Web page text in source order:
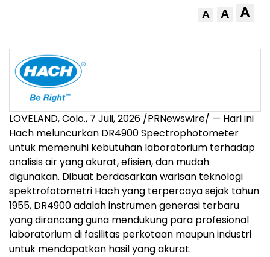
A A A
LOVELAND, Colo., 7 Juli, 2026 /PRNewswire/ — Hari ini
Hach meluncurkan DR4900 Spectrophotometer
untuk memenuhi kebutuhan laboratorium terhadap
analisis air yang akurat, efisien, dan mudah
digunakan. Dibuat berdasarkan warisan teknologi
spektrofotometri Hach yang terpercaya sejak tahun
1955, DR4900 adalah instrumen generasi terbaru
yang dirancang guna mendukung para profesional
laboratorium di fasilitas perkotaan maupun industri
untuk mendapatkan hasil yang akurat.